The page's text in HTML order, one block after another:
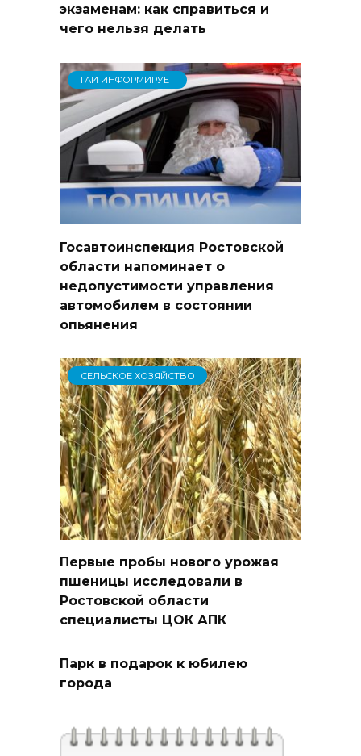
экзаменам: как справиться и
чего нельзя делать
ГАИ ИНФОРМИРУЕТ
Госавтоинспекция Ростовской
области напоминает о
недопустимости управления
автомобилем в состоянии
опьянения
СЕЛЬСКОЕ ХОЗЯЙСТВО
Первые пробы нового урожая
пшеницы исследовали в
Ростовской области
специалисты ЦОК АПК
Парк в подарок к юбилею
города